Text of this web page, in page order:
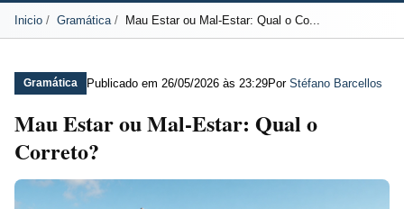
Inicio Gramática Mau Estar ou Mal-Estar: Qual o Co...
Gramática Publicado em 26/05/2026 às 23:29Por Stéfano Barcellos
Mau Estar ou Mal-Estar: Qual o
Correto?